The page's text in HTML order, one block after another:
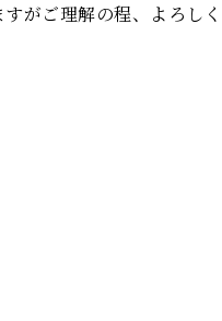
がご理解の程、よろしく